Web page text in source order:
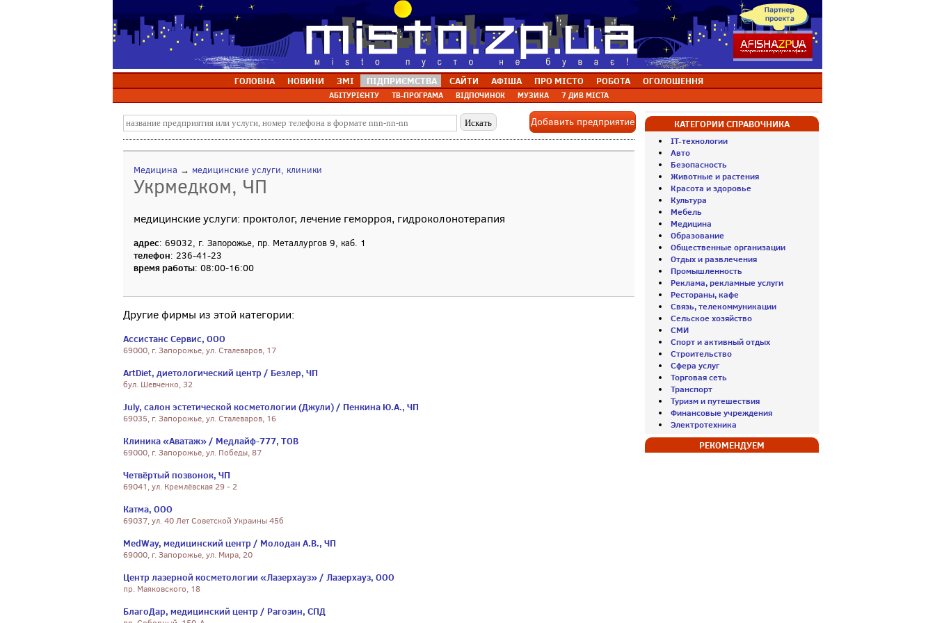
ГОЛОВНА НОВИНИ ЗМІ ПІДПРИЄМСТВА САЙТИ АФІША ПРО МІСТО РОБОТА ОГОЛОШЕННЯ
АБІТУРІЄНТУ ТВ-ПРОГРАМА ВІДПОЧИНОК МУЗИКА 7 ДИВ МІСТА
Добавить предприятие
Медицина → медицинские услуги, клиники
Укрмедком, ЧП
медицинские услуги: проктолог, лечение геморроя, гидроколонотерапия
адрес: 69032, г. Запорожье, пр. Металлургов 9, каб. 1
телефон: 236-41-23
время работы: 08:00-16:00
Другие фирмы из этой категории:
Ассистанс Сервис, ООО
69000, г. Запорожье, ул. Сталеваров, 17
ArtDiet, диетологический центр / Безлер, ЧП
бул. Шевченко, 32
July, салон эстетической косметологии (Джули) / Пенкина Ю.А., ЧП
69035, г. Запорожье, ул. Сталеваров, 16
Клиника «Аватаж» / Медлайф-777, ТОВ
69000, г. Запорожье, ул. Победы, 87
Четвёртый позвонок, ЧП
69041, ул. Кремлёвская 29 - 2
Катма, ООО
69037, ул. 40 Лет Советской Украины 45б
MedWay, медицинский центр / Молодан А.В., ЧП
69000, г. Запорожье, ул. Мира, 20
Центр лазерной косметологии «Лазерхауз» / Лазерхауз, ООО
пр. Маяковского, 18
БлагоДар, медицинский центр / Рагозин, СПД
КАТЕГОРИИ СПРАВОЧНИКА
IT-технологии
Авто
Безопасность
Животные и растения
Красота и здоровье
Культура
Мебель
Медицина
Образование
Общественные организации
Отдых и развлечения
Промышленность
Реклама, рекламные услуги
Рестораны, кафе
Связь, телекоммуникации
Сельское хозяйство
СМИ
Спорт и активный отдых
Строительство
Сфера услуг
Торговая сеть
Транспорт
Туризм и путешествия
Финансовые учреждения
Электротехника
РЕКОМЕНДУЕМ